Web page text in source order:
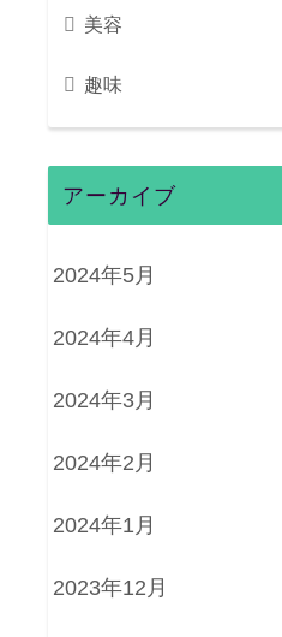
美容
趣味
アーカイブ
2024年5月
2024年4月
2024年3月
2024年2月
2024年1月
2023年12月